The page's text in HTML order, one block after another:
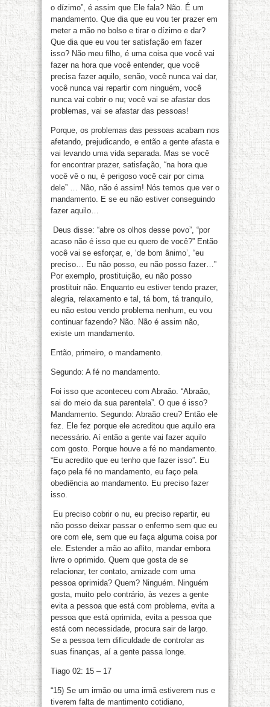
o dízimo”, é assim que Ele fala? Não. É um
mandamento. Que dia que eu vou ter prazer em
meter a mão no bolso e tirar o dízimo e dar?
Que dia que eu vou ter satisfação em fazer
isso? Não meu filho, é uma coisa que você vai
fazer na hora que você entender, que você
precisa fazer aquilo, senão, você nunca vai dar,
você nunca vai repartir com ninguém, você
nunca vai cobrir o nu; você vai se afastar dos
problemas, vai se afastar das pessoas!
Porque, os problemas das pessoas acabam nos
afetando, prejudicando, e então a gente afasta e
vai levando uma vida separada. Mas se você
for encontrar prazer, satisfação, “na hora que
você vê o nu, é perigoso você cair por cima
dele” … Não, não é assim! Nós temos que ver o
mandamento. E se eu não estiver conseguindo
fazer aquilo…
Deus disse: “abre os olhos desse povo”, “por
acaso não é isso que eu quero de você?” Então
você vai se esforçar, e, ‘de bom ânimo’, “eu
preciso… Eu não posso, eu não posso fazer…”
Por exemplo, prostituição, eu não posso
prostituir não. Enquanto eu estiver tendo prazer,
alegria, relaxamento e tal, tá bom, tá tranquilo,
eu não estou vendo problema nenhum, eu vou
continuar fazendo? Não. Não é assim não,
existe um mandamento.
Então, primeiro, o mandamento.
Segundo: A fé no mandamento.
Foi isso que aconteceu com Abraão. “Abraão,
sai do meio da sua parentela”. O que é isso?
Mandamento. Segundo: Abraão creu? Então ele
fez. Ele fez porque ele acreditou que aquilo era
necessário. Aí então a gente vai fazer aquilo
com gosto. Porque houve a fé no mandamento.
“Eu acredito que eu tenho que fazer isso”. Eu
faço pela fé no mandamento, eu faço pela
obediência ao mandamento. Eu preciso fazer
isso.
Eu preciso cobrir o nu, eu preciso repartir, eu
não posso deixar passar o enfermo sem que eu
ore com ele, sem que eu faça alguma coisa por
ele. Estender a mão ao aflito, mandar embora
livre o oprimido. Quem que gosta de se
relacionar, ter contato, amizade com uma
pessoa oprimida? Quem? Ninguém. Ninguém
gosta, muito pelo contrário, às vezes a gente
evita a pessoa que está com problema, evita a
pessoa que está oprimida, evita a pessoa que
está com necessidade, procura sair de largo.
Se a pessoa tem dificuldade de controlar as
suas finanças, aí a gente passa longe.
Tiago 02: 15 – 17
“15) Se um irmão ou uma irmã estiverem nus e
tiverem falta de mantimento cotidiano,